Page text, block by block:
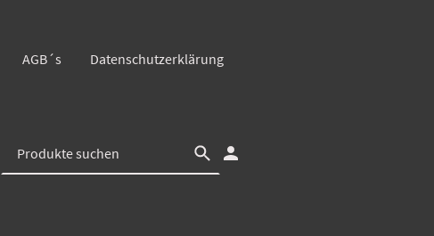
AGB´s Datenschutzerklärung